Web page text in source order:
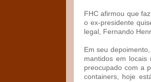
FHC afirmou que
o ex-presidente
legal, Fernando
Em seu
mantidos em
preocupado com a
containers, hoje